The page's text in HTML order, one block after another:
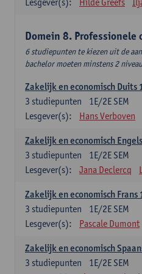
Domein 8. Professionele
6 studiepunten te kiezen uit de
bachelor moeten minstens 2
Zakelijk en economisch Duits
1E/2E SEM
3 studiepunten
Lesgever(s):
Hans Verboven
Zakelijk en economisch
1E/2E SEM
3 studiepunten
Lesgever(s):
Jana Declercq
Zakelijk en economisch Frans
1E/2E SEM
3 studiepunten
Lesgever(s):
Pascale Dumont
Zakelijk en economisch
1E/2E SEM
3 studiepunten